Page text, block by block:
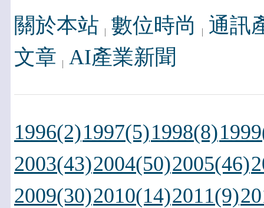
關於本站 數位時尚
通訊
文章 AI產業新聞
1996(2)1997(5)1998(8)
2003(43)2004(50)2005(46)
2009(30)2010(14)2011(9)